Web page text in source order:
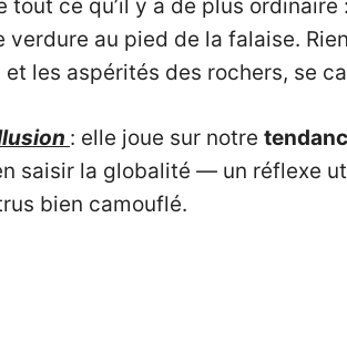
tout ce qu’il y a de plus ordinaire
au pied de la falaise.
les aspérités des rochers, se
: elle joue sur notre
saisir la globalité — un
bien camouflé.